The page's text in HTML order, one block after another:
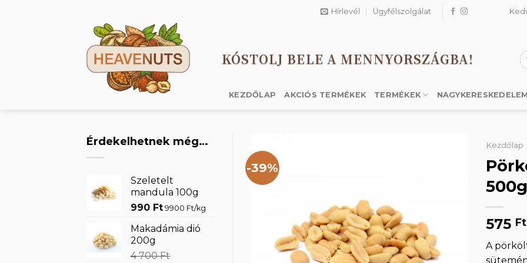
Hírlevél Ügyfélszolgálat
KÓSTOLJ BELE A MENNYORSZÁGBA!
a
KEZDŐLAP AKCIÓS TERMÉKEK TERMÉKEK NAGYKERESKEDELEM
Érdekelhetnek még…
Szeletelt
mandula 100g
990 Ft 9900 Ft/kg
Makadámia dió
200g
4 700Ft
-39%
Kezdőlap
500g
575 Ft
A